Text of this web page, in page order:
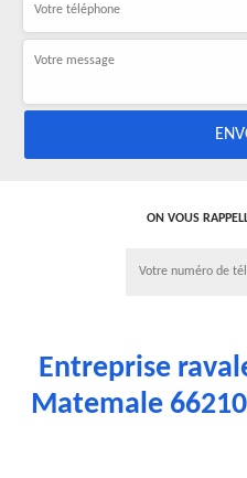
ON VOUS
Entreprise
Matemale